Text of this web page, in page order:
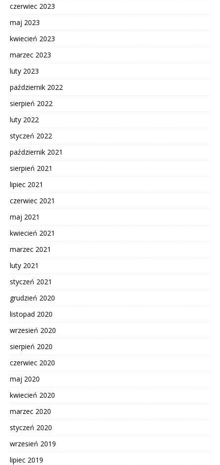
czerwiec 2023
maj 2023
kwiecień 2023
marzec 2023
luty 2023
październik 2022
sierpień 2022
luty 2022
styczeń 2022
październik 2021
sierpień 2021
lipiec 2021
czerwiec 2021
maj 2021
kwiecień 2021
marzec 2021
luty 2021
styczeń 2021
grudzień 2020
listopad 2020
wrzesień 2020
sierpień 2020
czerwiec 2020
maj 2020
kwiecień 2020
marzec 2020
styczeń 2020
wrzesień 2019
lipiec 2019